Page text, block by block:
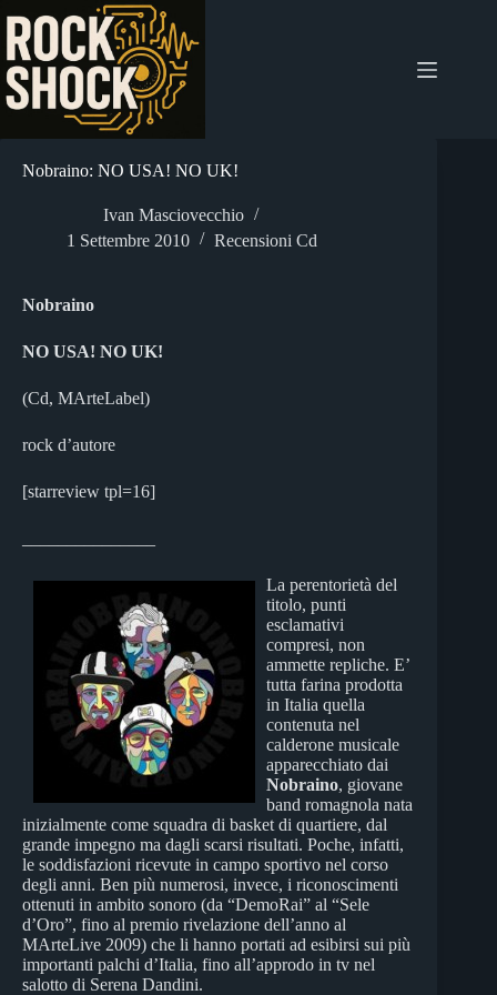
contenuto
Nobraino: NO USA! NO UK!
Ivan Masciovecchio
1 Settembre 2010
Recensioni Cd
Nobraino
NO USA! NO UK!
(Cd, MArteLabel)
rock d’autore
[starreview tpl=16]
La perentorietà del
titolo, punti
esclamativi
compresi, non
ammette repliche. E’
tutta farina prodotta
in Italia quella
contenuta nel
calderone musicale
apparecchiato dai
Nobraino, giovane
band romagnola nata
inizialmente come squadra di basket di quartiere, dal
grande impegno ma dagli scarsi risultati. Poche, infatti,
le soddisfazioni ricevute in campo sportivo nel corso
degli anni. Ben più numerosi, invece, i riconoscimenti
ottenuti in ambito sonoro (da “DemoRai” al “Sele
d’Oro”, fino al premio rivelazione dell’anno al
MArteLive 2009) che li hanno portati ad esibirsi sui più
importanti palchi d’Italia, fino all’approdo in tv nel
salotto di Serena Dandini.